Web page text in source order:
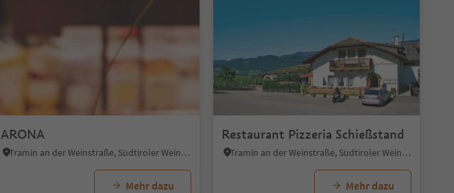
ARONA
Tramin an der Weinstraße, Südtiroler Weinstraße
Mehr dazu
Restaurant Pizzeria Schießstand
Tramin an der Weinstraße, Südtiroler Weinstraße
Mehr dazu